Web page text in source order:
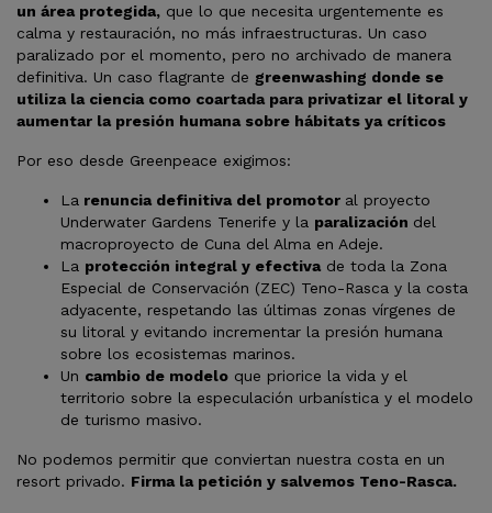
un área protegida, que lo que necesita urgentemente es
calma y restauración, no más infraestructuras. Un caso
paralizado por el momento, pero no archivado de manera
definitiva. Un caso flagrante de greenwashing donde se
utiliza la ciencia como coartada para privatizar el litoral y
aumentar la presión humana sobre hábitats ya críticos
Por eso desde Greenpeace exigimos:
La renuncia definitiva del promotor al proyecto
Underwater Gardens Tenerife y la paralización del
macroproyecto de Cuna del Alma en Adeje.
La protección integral y efectiva de toda la Zona
Especial de Conservación (ZEC) Teno-Rasca y la costa
adyacente, respetando las últimas zonas vírgenes de
su litoral y evitando incrementar la presión humana
sobre los ecosistemas marinos.
Un cambio de modelo que priorice la vida y el
territorio sobre la especulación urbanística y el modelo
de turismo masivo.
No podemos permitir que conviertan nuestra costa en un
resort privado. Firma la petición y salvemos Teno-Rasca.